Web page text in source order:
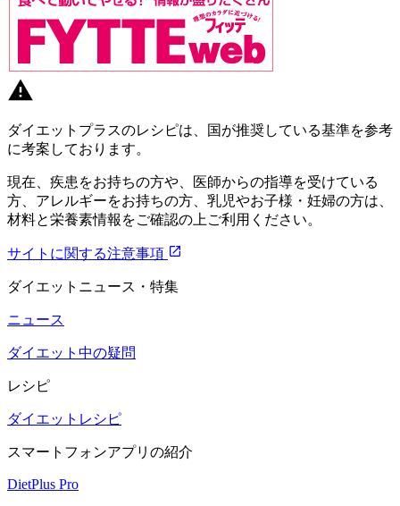
ダイエットプラスのレシピは、国が推奨している基準を参考
に考案しております。
現在、疾患をお持ちの方や、医師からの指導を受けている
方、アレルギーをお持ちの方、乳児やお子様・妊婦の方は、
材料と栄養素情報をご確認の上ご利用ください。
サイトに関する注意事項
ダイエットニュース・特集
ニュース
ダイエット中の疑問
レシピ
ダイエットレシピ
スマートフォンアプリの紹介
DietPlus Pro